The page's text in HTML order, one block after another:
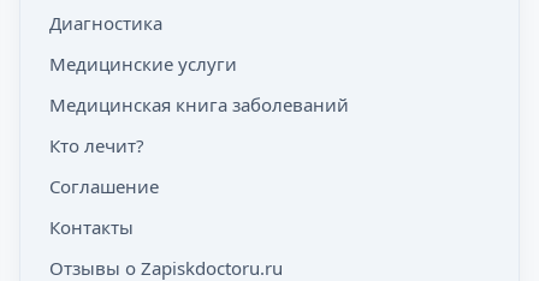
Диагностика
Медицинские услуги
Медицинская книга заболеваний
Кто лечит?
Соглашение
Контакты
Отзывы о Zapiskdoctoru.ru